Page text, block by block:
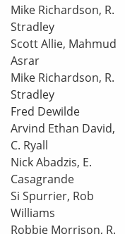
Mike Richardson, R.
Stradley
Scott Allie, Mahmud
Asrar
Mike Richardson, R.
Stradley
Fred Dewilde
Arvind Ethan David,
C. Ryall
Nick Abadzis, E.
Casagrande
Si Spurrier, Rob
Williams
Robbie Morrison, R.